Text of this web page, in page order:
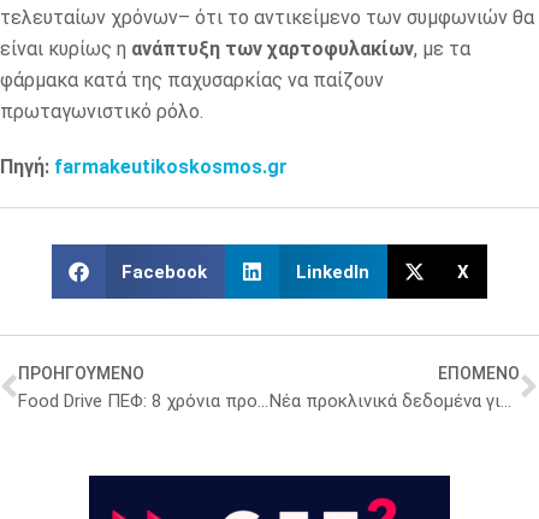
τελευταίων χρόνων– ότι το αντικείμενο των συμφωνιών θα
είναι κυρίως η ανάπτυξη των χαρτοφυλακίων, με τα
φάρμακα κατά της παχυσαρκίας να παίζουν
πρωταγωνιστικό ρόλο.
Πηγή: farmakeutikoskosmos.gr
Facebook LinkedIn X
ΠΡΟΗΓΟΥΜΕΝΟ
Food Drive ΠΕΦ: 8 χρόνια προσφοράς και στήριξης σε παιδιά και οικογένειες
ΕΠΟΜΕΝΟ
Νέα προκλινικά δεδομένα για την THC